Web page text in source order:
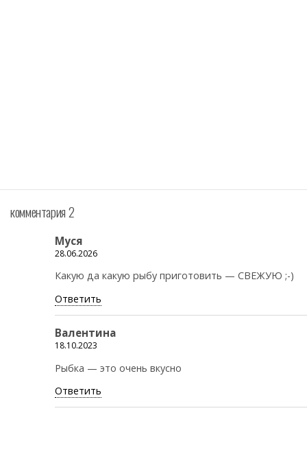
комментария 2
Муся
28.06.2026
Какую да какую рыбу приготовить — СВЕЖУЮ ;-)
Ответить
Валентина
18.10.2023
Рыбка — это очень вкусно
Ответить